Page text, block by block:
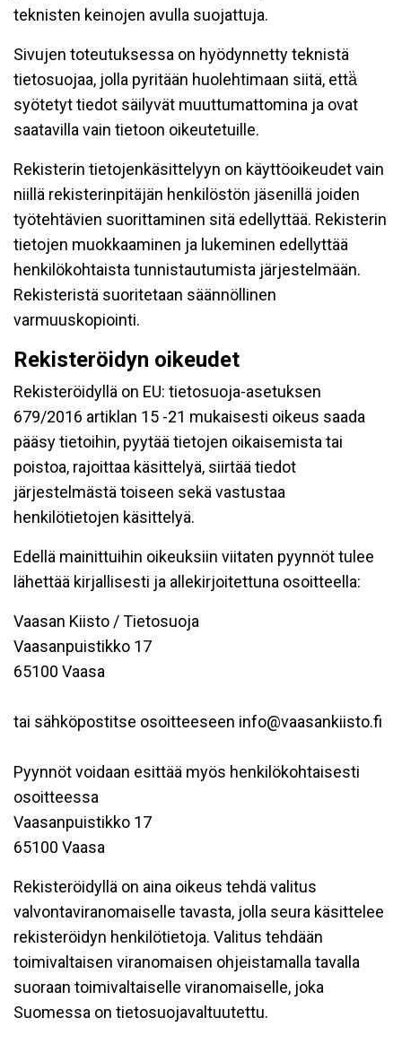
teknisten keinojen avulla suojattuja.
Sivujen toteutuksessa on hyödynnetty teknistä
tietosuojaa, jolla pyritään huolehtimaan siitä, että̈
syötetyt tiedot säilyvät muuttumattomina ja ovat
saatavilla vain tietoon oikeutetuille.
Rekisterin tietojenkäsittelyyn on käyttöoikeudet vain
niillä rekisterinpitäjän henkilöstön jäsenillä joiden
työtehtävien suorittaminen sitä edellyttää. Rekisterin
tietojen muokkaaminen ja lukeminen edellyttää
henkilökohtaista tunnistautumista järjestelmään.
Rekisteristä suoritetaan säännöllinen
varmuuskopiointi.
Rekisteröidyn oikeudet
Rekisteröidyllä on EU: tietosuoja-asetuksen
679/2016 artiklan 15 -21 mukaisesti oikeus saada
pääsy tietoihin, pyytää tietojen oikaisemista tai
poistoa, rajoittaa käsittelyä, siirtää tiedot
järjestelmästä toiseen sekä vastustaa
henkilötietojen käsittelyä.
Edellä mainittuihin oikeuksiin viitaten pyynnöt tulee
lähettää kirjallisesti ja allekirjoitettuna osoitteella:
Vaasan Kiisto / Tietosuoja
Vaasanpuistikko 17
65100 Vaasa
tai sähköpostitse osoitteeseen info@vaasankiisto.fi
Pyynnöt voidaan esittää myös henkilökohtaisesti
osoitteessa
Vaasanpuistikko 17
65100 Vaasa
Rekisteröidyllä on aina oikeus tehdä valitus
valvontaviranomaiselle tavasta, jolla seura käsittelee
rekisteröidyn henkilötietoja. Valitus tehdään
toimivaltaisen viranomaisen ohjeistamalla tavalla
suoraan toimivaltaiselle viranomaiselle, joka
Suomessa on tietosuojavaltuutettu.